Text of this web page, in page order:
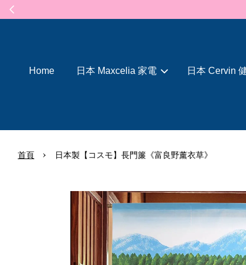
Home 日本 Maxcelia 家電 日本 Cervin
首頁 › 日本製【コスモ】長門簾《富良野薰衣草》